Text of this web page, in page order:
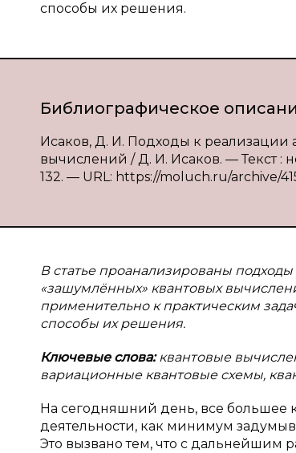
способы их решения.
Библиографическое
Исаков, Д. И. Подходы к реализации
вычислений / Д. И. Исаков. — Текст :
132. — URL: https://moluch.ru/archive/
В статье проанализированы
«зашумлённых» квантовых
применительно к практическим
способы их решения.
Ключевые слова:квантовые
вариационные квантовые схемы,
На сегодняшний день, все
деятельности, как минимум
Это вызвано тем, что с дальнейшим